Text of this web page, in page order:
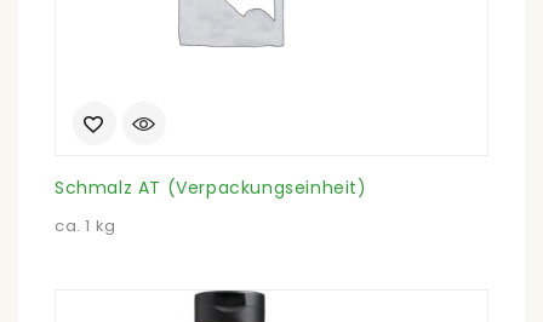
Schmalz AT (Verpackungseinheit)
ca. 1 kg